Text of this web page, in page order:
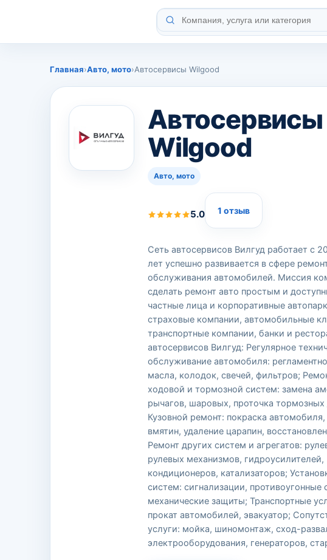
Главная›Авто, мото›Автосервисы Wilgood
Автосервисы
Wilgood
Авто, мото
5.0 1 отзыв
Сеть автосервисов Вилгуд работает с
лет успешно развивается в сфере
обслуживания автомобилей. Миссия
сделать ремонт авто простым и
частные лица и корпоративные
страховые компании, автомобильные
транспортные компании, банки и
автосервисов Вилгуд: Регулярное
обслуживание автомобиля:
масла, колодок, свечей, фильтров;
ходовой и тормозной систем: замена
рычагов, шаровых, проточка тормозных
Кузовной ремонт: покраска
вмятин, удаление царапин,
Ремонт других систем и агрегатов:
рулевых механизмов, гидроусилителей,
кондиционеров, катализаторов;
систем: сигнализации, противоугонные
механические защиты; Транспортные
прокат автомобилей, эвакуатор;
услуги: мойка, шиномонтаж, сход-
электрооборудования, генераторов,